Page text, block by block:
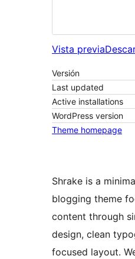
Vista previa
Versión
Last updated
Active installations
WordPress version
Theme homepage
Shrake is a
blogging theme
content through
design, clean
focused layout.